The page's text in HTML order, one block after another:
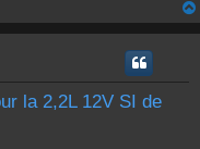
la 2,2L 12V SI de